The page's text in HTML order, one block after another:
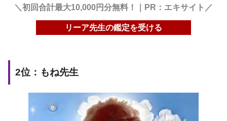
＼初回合計最大10,000円分無料！｜PR：エキサイト／
リーア先生の鑑定を受ける
2位：もね先生